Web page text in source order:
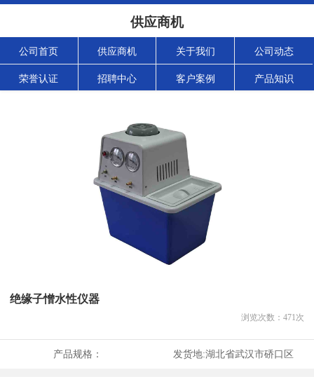
供应商机
公司首页 供应商机 关于我们 公司动态
荣誉认证 招聘中心 客户案例 产品知识
绝缘子憎水性仪器
浏览次数： 471次
产品规格： 发货地:湖北省武汉市硚口区